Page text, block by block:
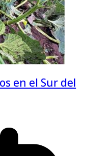
en el Sur del